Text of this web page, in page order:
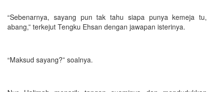
“Sebenarnya, sayang pun tak tahu siapa punya kemeja tu,
abang,” terkejut Tengku Ehsan dengan jawapan isterinya.
“Maksud sayang?” soalnya.